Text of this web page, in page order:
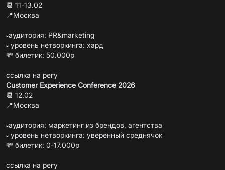
📆 11-13.02
📍Москва
▫️аудитория: PR&marketing
▫️ уровень нетворкинга: хард
💸 билетик: 50.000р
ссылка на регу
Customer Experience Conference 2026
📆 12.02
📍Москва
▫️аудитория: маркетинг из брендов, агентства
▫️ уровень нетворкинга: уверенный среднячок
💸 билетик: 0-17.000р
ссылка на регу